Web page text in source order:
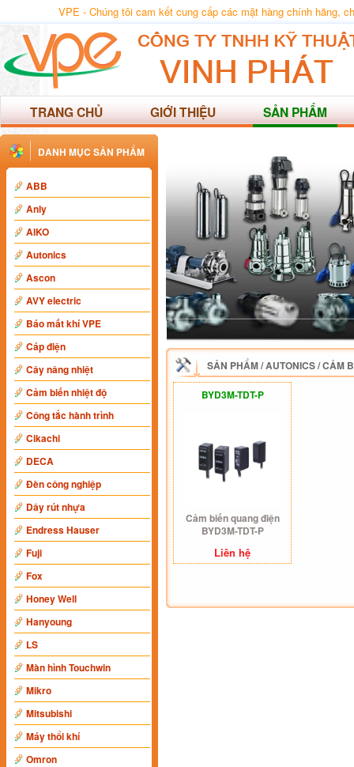
VPE - Chúng tôi cam kết cung cấp các mặt hàng chính hãng,
TRANG CHỦ GIỚI THIỆU SẢN PHẨM
DANH MỤC SẢN PHẨM
ABB
Anly
AIKO
Autonics
Ascon
AVY electric
Báo mất khí VPE
Cáp điện
Cây nâng nhiệt
Cảm biến nhiệt độ
Công tắc hành trình
Cikachi
DECA
Đèn công nghiệp
Dây rút nhựa
Endress Hauser
Fuji
Fox
Honey Well
Hanyoung
LS
Màn hình Touchwin
Mikro
Mitsubishi
Máy thổi khí
Omron
SẢN PHẨM/AUTONICS/CẢM
BYD3M-TDT-P
Cảm biến quang điện
BYD3M-TDT-P
Liên hệ